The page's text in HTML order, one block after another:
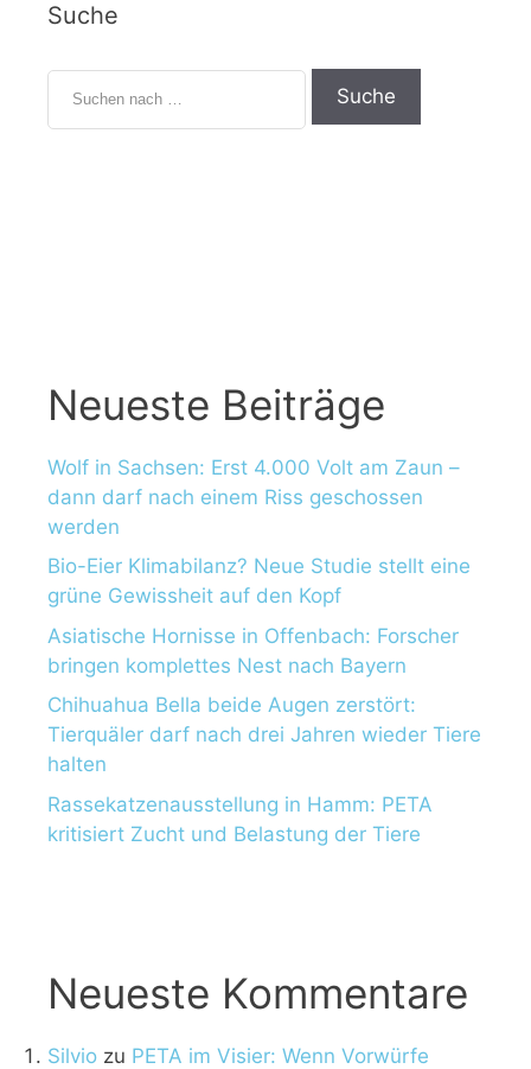
Suche
Neueste Beiträge
Wolf in Sachsen: Erst 4.000 Volt am Zaun –
dann darf nach einem Riss geschossen
werden
Bio-Eier Klimabilanz? Neue Studie stellt eine
grüne Gewissheit auf den Kopf
Asiatische Hornisse in Offenbach: Forscher
bringen komplettes Nest nach Bayern
Chihuahua Bella beide Augen zerstört:
Tierquäler darf nach drei Jahren wieder Tiere
halten
Rassekatzenausstellung in Hamm: PETA
kritisiert Zucht und Belastung der Tiere
Neueste Kommentare
Silvio zu PETA im Visier: Wenn Vorwürfe